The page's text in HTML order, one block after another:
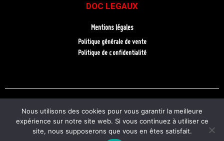
DOC LEGAUX
Mentions légales
Politique générale de vente
Politique de confidentialité
Nous utilisons des cookies pour vous garantir la meilleure
expérience sur notre site web. Si vous continuez à utiliser ce
site, nous supposerons que vous en êtes satisfait.